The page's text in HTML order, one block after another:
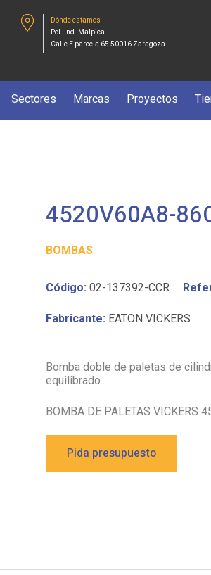
Dónde estamos
Pol. Ind. Malpica
Calle E parcela 65 50016 Zaragoza
Sectores Marcas Proyectos
4520V60A8-
BOMBAS
Código: 02-137392-CCR
Fabricante: EATON VICKERS
Bomba doble de paletas de
equilibrado
BOMBA DE PALETAS VICKERS
Pida presupuesto